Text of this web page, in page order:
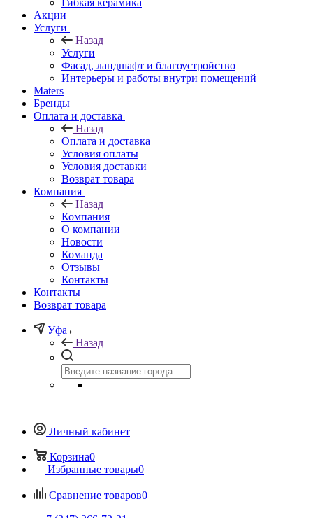
Гибкая керамика
Акции
Услуги
Назад
Услуги
Фасад, ландшафт и благоустройство
Интерьеры и работы внутри помещений
Maters
Бренды
Оплата и доставка
Назад
Оплата и доставка
Условия оплаты
Условия доставки
Возврат товара
Компания
Назад
Компания
О компании
Новости
Команда
Отзывы
Контакты
Контакты
Возврат товара
Уфа
Назад
Личный кабинет
Корзина0
Избранные товары0
Сравнение товаров0